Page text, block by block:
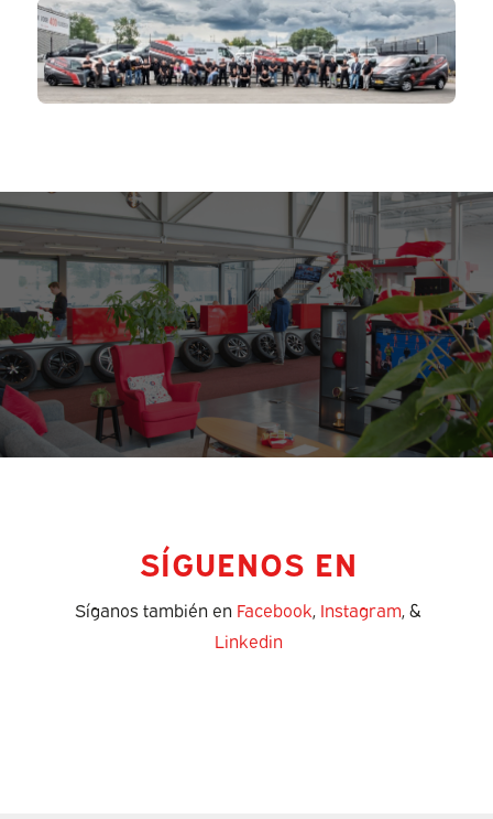
SÍGUENOS EN
Síganos también en Facebook, Instagram, &
Linkedin